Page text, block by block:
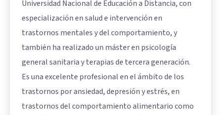
Universidad Nacional de Educación a Distancia, con
especialización en salud e intervención en
trastornos mentales y del comportamiento, y
también ha realizado un máster en psicología
general sanitaria y terapias de tercera generación.
Es una excelente profesional en el ámbito de los
trastornos por ansiedad, depresión y estrés, en
trastornos del comportamiento alimentario como